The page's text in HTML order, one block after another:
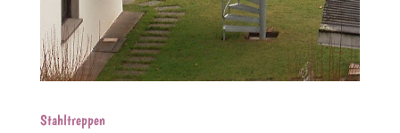
Stahltreppen